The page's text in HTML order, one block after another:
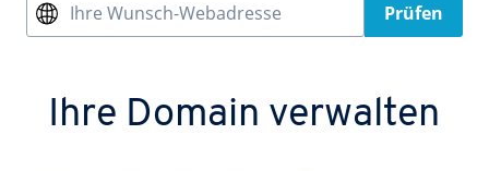
Ihre Wunsch-Webadresse Prüfen
Ihre Domain verwalten